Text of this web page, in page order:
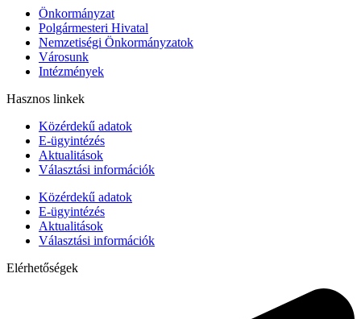
Önkormányzat
Polgármesteri Hivatal
Nemzetiségi Önkormányzatok
Városunk
Intézmények
Hasznos linkek
Közérdekű adatok
E-ügyintézés
Aktualitások
Választási információk
Közérdekű adatok
E-ügyintézés
Aktualitások
Választási információk
Elérhetőségek